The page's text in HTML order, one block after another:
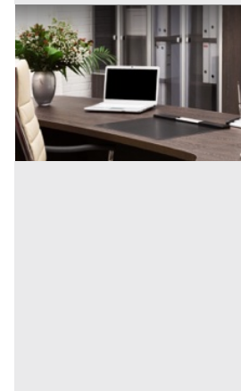
Ufficio all'asta a Padova
Padova (Padova)
Offerta minima
118.827 €
Codice asta:73ff20fa
Asta chiusa